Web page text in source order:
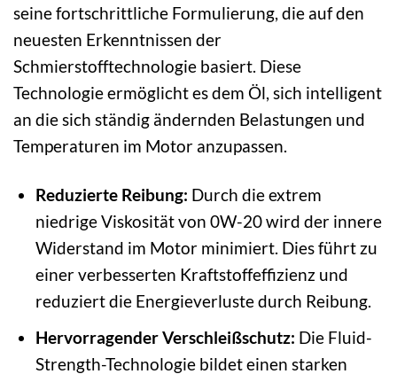
seine fortschrittliche Formulierung, die auf den
neuesten Erkenntnissen der
Schmierstofftechnologie basiert. Diese
Technologie ermöglicht es dem Öl, sich intelligent
an die sich ständig ändernden Belastungen und
Temperaturen im Motor anzupassen.
Reduzierte Reibung: Durch die extrem
niedrige Viskosität von 0W-20 wird der innere
Widerstand im Motor minimiert. Dies führt zu
einer verbesserten Kraftstoffeffizienz und
reduziert die Energieverluste durch Reibung.
Hervorragender Verschleißschutz: Die Fluid-
Strength-Technologie bildet einen starken